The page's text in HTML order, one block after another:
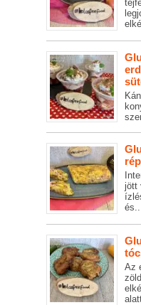
jött
és...
Az